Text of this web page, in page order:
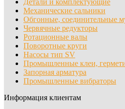
Механические сальники
Обгонные, соединительные
Червячные редукторы
Ротационные валы
Поворотные круги
Насосы тип SV
Промышленные клеи,
Запорная арматура
Промышленные вибраторы
Информация клиентам